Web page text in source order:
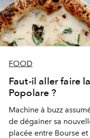
FOOD
Faut-il aller faire
Popolare ?
Machine à buzz
de dégainer sa
placée entre Bourse